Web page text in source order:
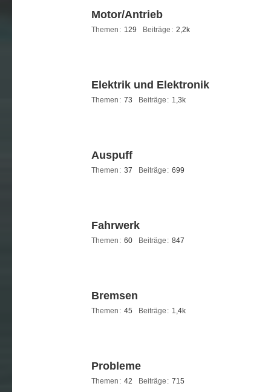
Motor/Antrieb
Themen 129 Beiträge 2,2k
Elektrik und Elektronik
Themen 73 Beiträge 1,3k
Auspuff
Themen 37 Beiträge 699
Fahrwerk
Themen 60 Beiträge 847
Bremsen
Themen 45 Beiträge 1,4k
Probleme
Themen 42 Beiträge 715